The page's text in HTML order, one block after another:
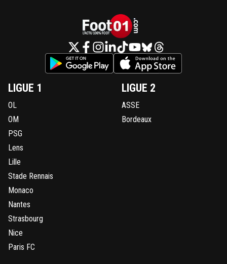
LIGUE 1
OL
OM
PSG
Lens
Lille
Stade Rennais
Monaco
Nantes
Strasbourg
Nice
Paris FC
LIGUE 2
ASSE
Bordeaux